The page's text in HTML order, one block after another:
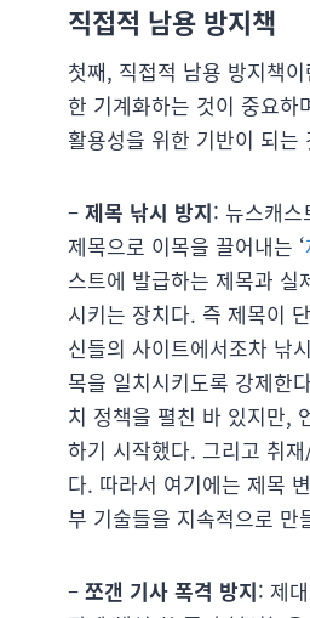
직접적 남용 방지책
첫째, 직접적 남용 방지책
한 기계화하는 것이 중요
활용성을 위한 기반이 되는
– 제목 낚시 방지: 뉴스캐
제목으로 이목을 끌어내는 ‘
스트에 발급하는 제목과
시키는 장치다. 즉 제목이
신들의 사이트에서조차 낚
목을 일치시키도록 강제한
치 정책을 펼친 바 있지만,
하기 시작했다. 그리고 취
다. 따라서 여기에는 제목
부 기술들을 지속적으로 만
– 쪼갠 기사 폭격 방지: 제